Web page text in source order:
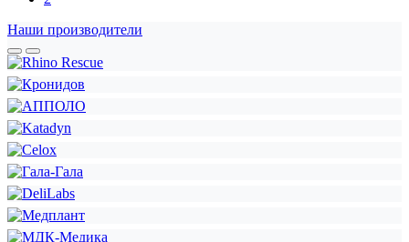
Наши производители